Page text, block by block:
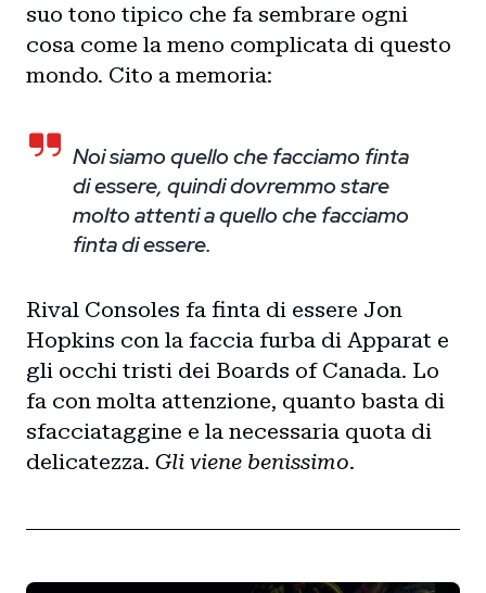
suo tono tipico che fa sembrare ogni
cosa come la meno complicata di questo
mondo. Cito a memoria:
Noi siamo quello che facciamo finta
di essere, quindi dovremmo stare
molto attenti a quello che facciamo
finta di essere.
Rival Consoles fa finta di essere Jon
Hopkins con la faccia furba di Apparat e
gli occhi tristi dei Boards of Canada. Lo
fa con molta attenzione, quanto basta di
sfacciataggine e la necessaria quota di
delicatezza. Gli viene benissimo.